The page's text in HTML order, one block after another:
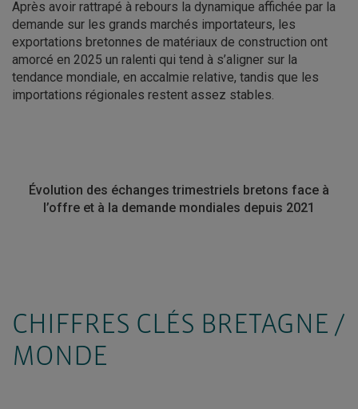
Après avoir rattrapé à rebours la dynamique affichée par la
demande sur les grands marchés importateurs, les
exportations bretonnes de matériaux de construction ont
amorcé en 2025 un ralenti qui tend à s’aligner sur la
tendance mondiale, en accalmie relative, tandis que les
importations régionales restent assez stables.
Évolution des échanges trimestriels bretons face à
l’offre et à la demande mondiales depuis 2021
CHIFFRES CLÉS BRETAGNE /
MONDE